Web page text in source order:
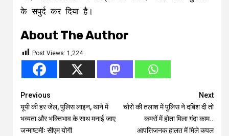
के सपुर्द कर दिया है।
About The Author
Post Views: 1,224
Continue
Reading
Previous
यूपी की हर जेल, पुलिस लाइन, थाने में
भव्यता और भक्तिभाव के साथ मनाई जाए
जन्माष्टमीः सीएम योगी
Next
चोरो की तलाश में पुलिस ने दबिश दी तो
कमरों में होता मिला गंदा काम..
आपत्तिजनक हालत में मिले कपल